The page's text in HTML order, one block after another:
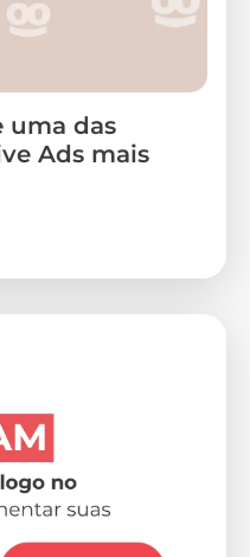
uma das
Ads mais